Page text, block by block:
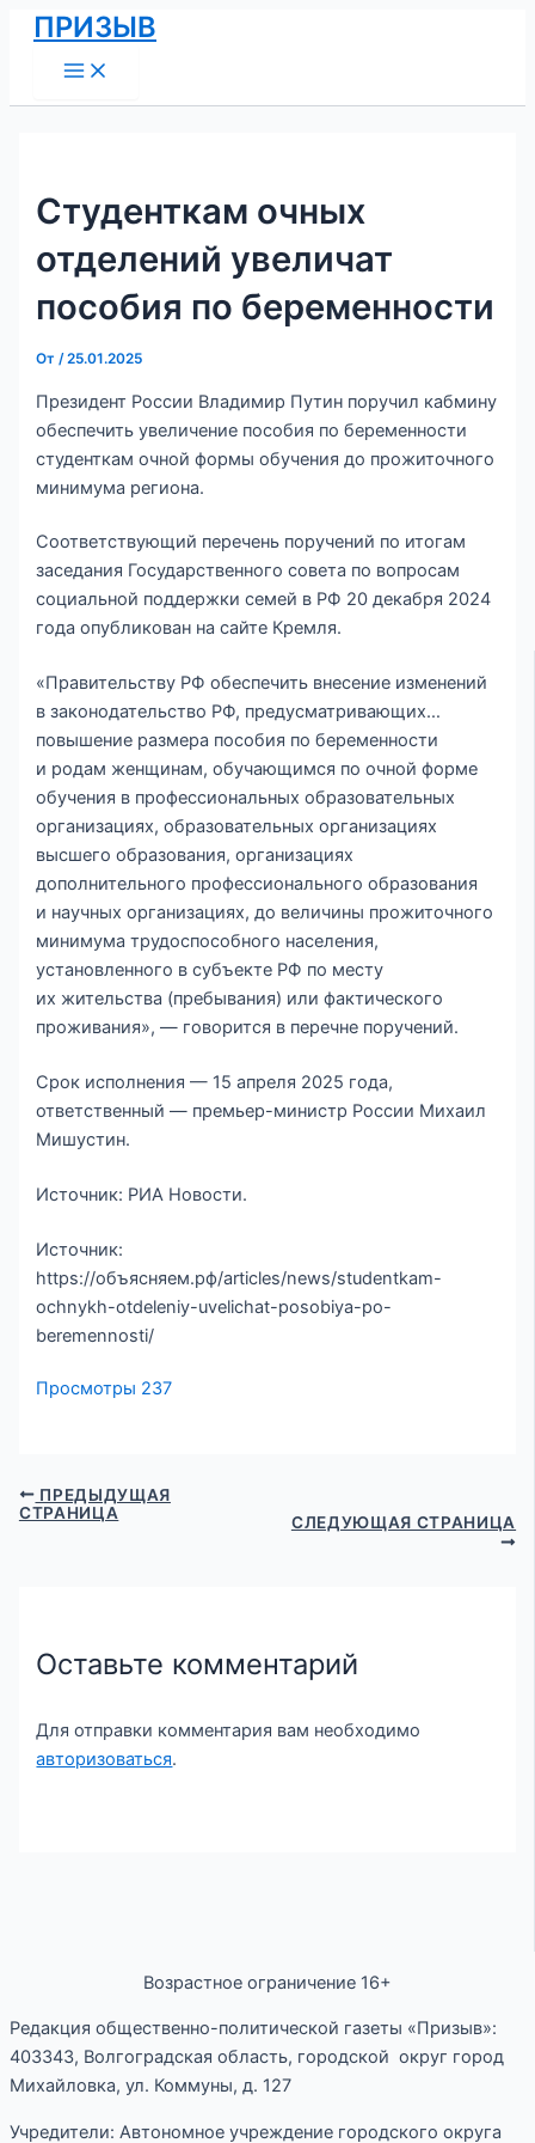
Перейти
содержимому
ПРИЗЫВ
Menu
Студенткам очных
отделений увеличат
пособия по беременности
От/25.01.2025
Президент России Владимир Путин поручил кабмину
обеспечить увеличение пособия по беременности
студенткам очной формы обучения до прожиточного
минимума региона.
Соответствующий перечень поручений по итогам
заседания Государственного совета по вопросам
социальной поддержки семей в РФ 20 декабря 2024
года опубликован на сайте Кремля.
«Правительству РФ обеспечить внесение изменений
в законодательство РФ, предусматривающих…
повышение размера пособия по беременности
и родам женщинам, обучающимся по очной форме
обучения в профессиональных образовательных
организациях, образовательных организациях
высшего образования, организациях
дополнительного профессионального образования
и научных организациях, до величины прожиточного
минимума трудоспособного населения,
установленного в субъекте РФ по месту
их жительства (пребывания) или фактического
проживания», — говорится в перечне поручений.
Срок исполнения — 15 апреля 2025 года,
ответственный — премьер-министр России Михаил
Мишустин.
Источник: РИА Новости.
Источник:
https://объясняем.рф/articles/news/studentkam-
ochnykh-otdeleniy-uvelichat-posobiya-po-
beremennosti/
Просмотры 237
Навигация
по
записям
ПРЕДЫДУЩАЯ
СТРАНИЦА
СЛЕДУЮЩАЯ СТРАНИЦА
Оставьте комментарий
Для отправки комментария вам необходимо
авторизоваться.
Возрастное ограничение 16+
Редакция общественно-политической газеты «Призыв»:
403343, Волгоградская область, городской округ город
Михайловка, ул. Коммуны, д. 127
Учредители: Автономное учреждение городского округа